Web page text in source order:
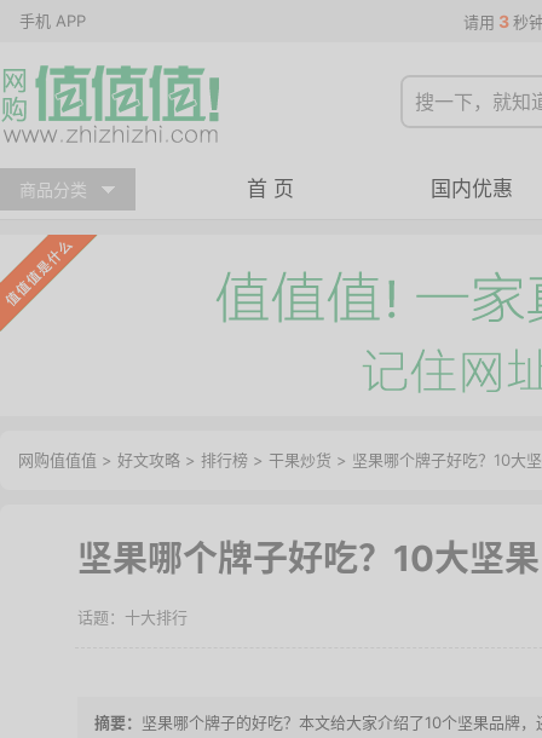
手机 APP 请用 3 秒
商品分类 首 页 国内优惠
网购值值值 > 好文攻略 > 排行榜 > 干果炒货 > 坚果哪个牌子好吃？10大
坚果哪个牌子好吃？10大坚
十大排行
坚果哪个牌子的好吃？本文给大家介绍了10个坚果品牌